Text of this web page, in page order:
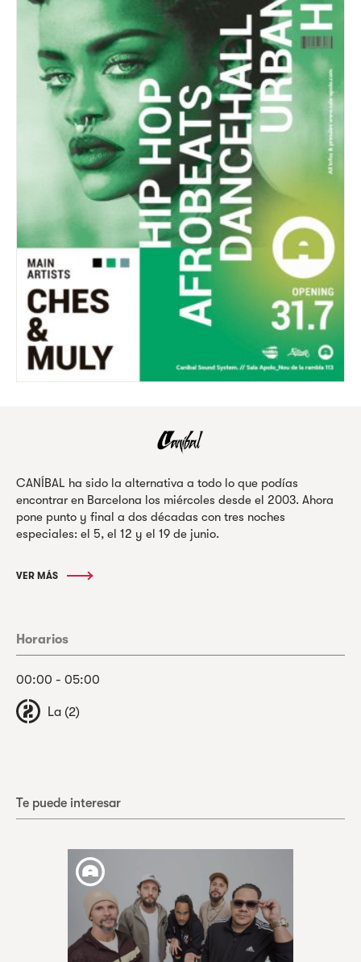
CANÍBAL ha sido la alternativa a todo lo que podías
encontrar en Barcelona los miércoles desde el 2003. Ahora
pone punto y final a dos décadas con tres noches
especiales: el 5, el 12 y el 19 de junio.
VER MÁS
Horarios
00:00 - 05:00
La (2)
Te puede interesar